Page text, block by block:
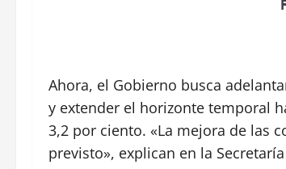
Ahora, el Gobierno busca
y extender el horizonte temporal
3,2 por ciento. «La mejora de las
previsto», explican en la